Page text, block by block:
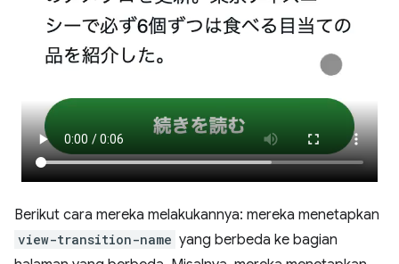
Berikut cara mereka melakukannya: mereka menetapkan
view-transition-name yang berbeda ke bagian